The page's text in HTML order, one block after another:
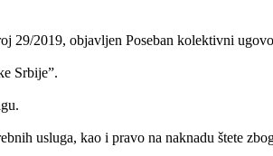
29/2019, objavlјen Poseban kolektivni
Srbije”.
usluga, kao i pravo na naknadu štete